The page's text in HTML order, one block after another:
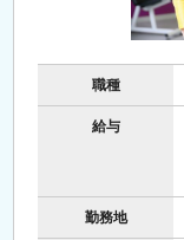
職種
給与
勤務地